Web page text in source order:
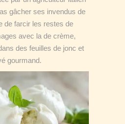
gâcher ses invendus de
de farcir les restes de
avec la de crème,
des feuilles de jonc et
gourmand.